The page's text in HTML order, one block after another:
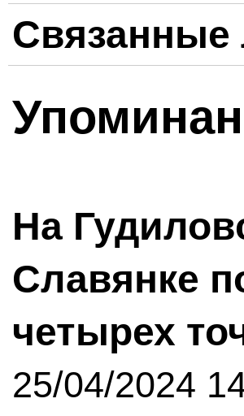
Связанные
На
Славянке
четырех
25/04/2024